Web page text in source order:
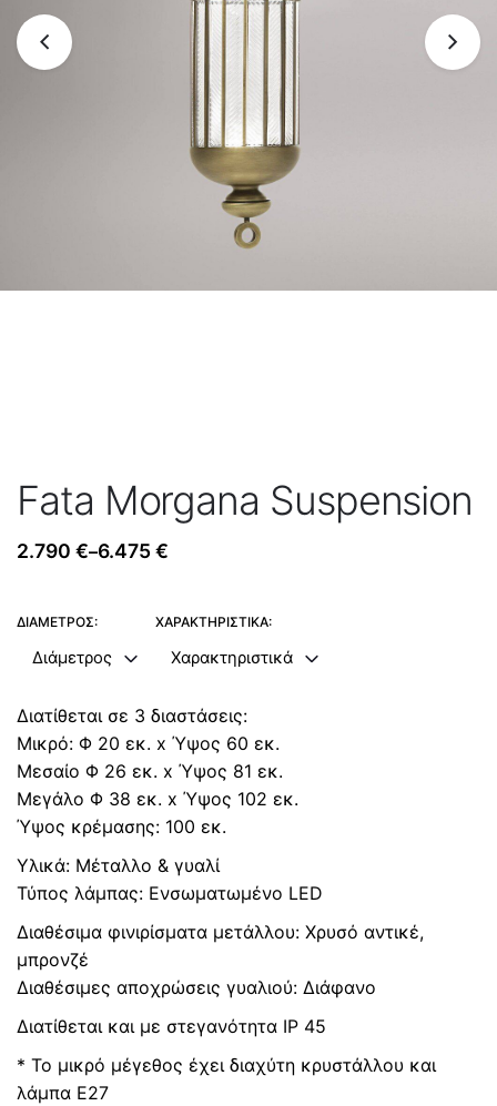
Fata Morgana Suspension
2.790 €–6.475 €
Price
2.790 €
through
6.475 €
ΔΙΆΜΕΤΡΟΣ:
Διάμετρος
ΧΑΡΑΚΤΗΡΙΣΤΙΚΆ:
Χαρακτηριστικά
Διατίθεται σε 3 διαστάσεις:
Μικρό: Φ 20 εκ. x Ύψος 60 εκ.
Μεσαίο Φ 26 εκ. x Ύψος 81 εκ.
Μεγάλο Φ 38 εκ. x Ύψος 102 εκ.
Ύψος κρέμασης: 100 εκ.
Υλικά: Μέταλλο & γυαλί
Τύπος λάμπας: Ενσωματωμένο LED
Διαθέσιμα φινιρίσματα μετάλλου: Χρυσό αντικέ,
μπρονζέ
Διαθέσιμες αποχρώσεις γυαλιού: Διάφανο
Διατίθεται και με στεγανότητα IP 45
* Το μικρό μέγεθος έχει διαχύτη κρυστάλλου και
λάμπα Ε27